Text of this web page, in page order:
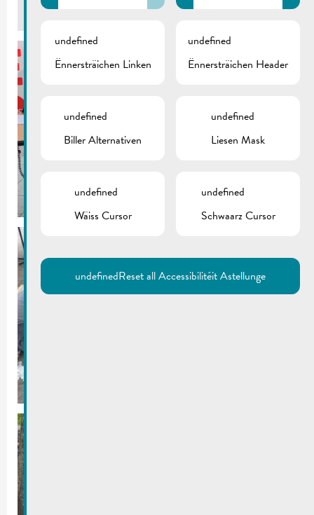
undefined
Ënnersträichen Linken
undefined
Ënnersträichen Header
undefined
Biller Alternativen
undefined
Liesen Mask
undefined
Wäiss Cursor
undefined
Schwaarz Cursor
undefinedReset all Accessibilitéit Astellunge